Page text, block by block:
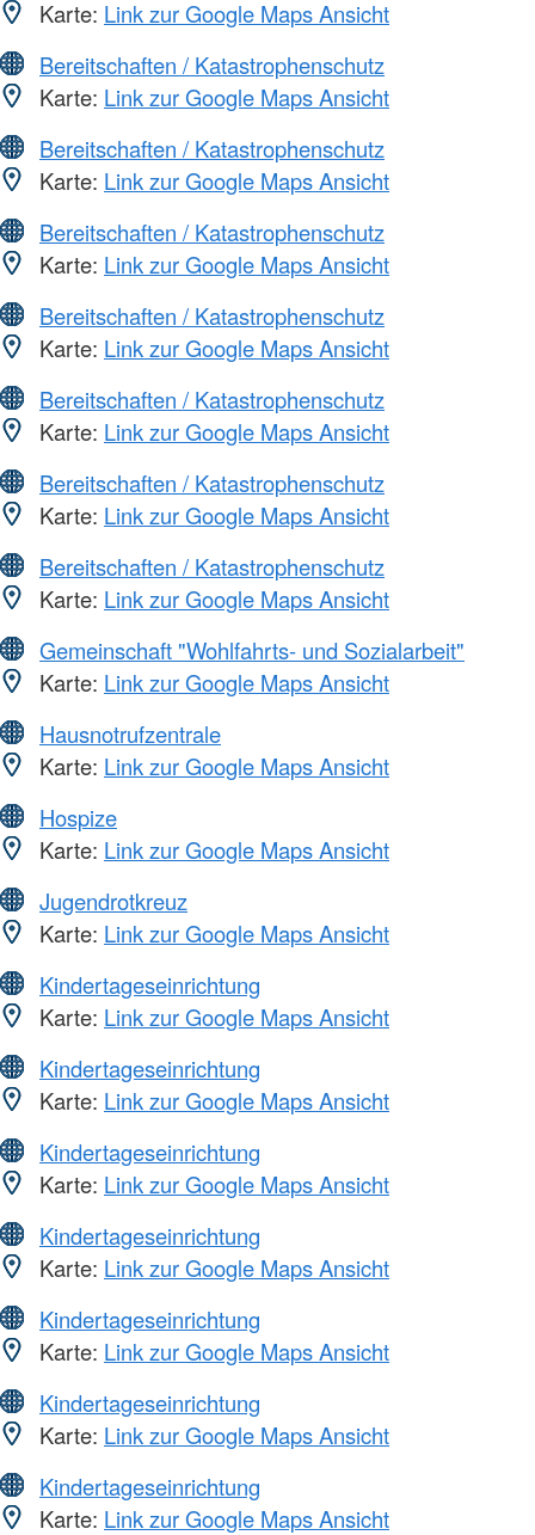
Karte: Link zur Google Maps Ansicht
Bereitschaften / Katastrophenschutz
Karte: Link zur Google Maps Ansicht
Bereitschaften / Katastrophenschutz
Karte: Link zur Google Maps Ansicht
Bereitschaften / Katastrophenschutz
Karte: Link zur Google Maps Ansicht
Bereitschaften / Katastrophenschutz
Karte: Link zur Google Maps Ansicht
Bereitschaften / Katastrophenschutz
Karte: Link zur Google Maps Ansicht
Bereitschaften / Katastrophenschutz
Karte: Link zur Google Maps Ansicht
Bereitschaften / Katastrophenschutz
Karte: Link zur Google Maps Ansicht
Gemeinschaft "Wohlfahrts- und Sozialarbeit"
Karte: Link zur Google Maps Ansicht
Hausnotrufzentrale
Karte: Link zur Google Maps Ansicht
Hospize
Karte: Link zur Google Maps Ansicht
Jugendrotkreuz
Karte: Link zur Google Maps Ansicht
Kindertageseinrichtung
Karte: Link zur Google Maps Ansicht
Kindertageseinrichtung
Karte: Link zur Google Maps Ansicht
Kindertageseinrichtung
Karte: Link zur Google Maps Ansicht
Kindertageseinrichtung
Karte: Link zur Google Maps Ansicht
Kindertageseinrichtung
Karte: Link zur Google Maps Ansicht
Kindertageseinrichtung
Karte: Link zur Google Maps Ansicht
Kindertageseinrichtung
Karte: Link zur Google Maps Ansicht